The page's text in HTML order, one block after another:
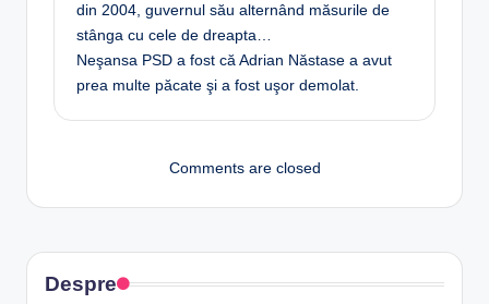
din 2004, guvernul său alternând măsurile de
stânga cu cele de dreapta…
Neşansa PSD a fost că Adrian Năstase a avut
prea multe păcate şi a fost uşor demolat.
Comments are closed
Despre